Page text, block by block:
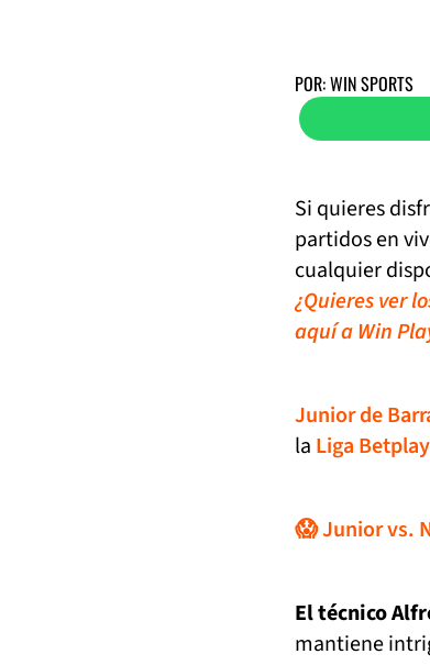
POR: WIN SPORTS
Si quieres
partidos en
cualquier
¿Quieres ver
aquí a Win
Junior de
la Liga
😱 Junior vs.
El técnico
mantiene